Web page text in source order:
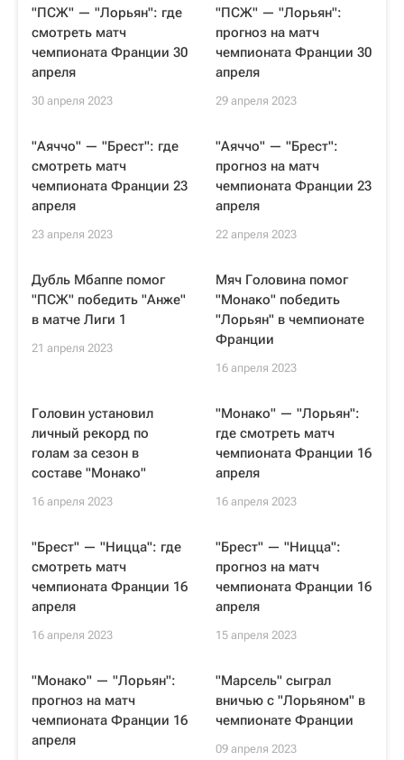
"ПСЖ" — "Лорьян": где
смотреть матч
чемпионата Франции 30
апреля
30 апреля 2023
"ПСЖ" — "Лорьян":
прогноз на матч
чемпионата Франции 30
апреля
29 апреля 2023
"Аяччо" — "Брест": где
смотреть матч
чемпионата Франции 23
апреля
23 апреля 2023
"Аяччо" — "Брест":
прогноз на матч
чемпионата Франции 23
апреля
22 апреля 2023
Дубль Мбаппе помог
"ПСЖ" победить "Анже"
в матче Лиги 1
21 апреля 2023
Мяч Головина помог
"Монако" победить
"Лорьян" в чемпионате
Франции
16 апреля 2023
Головин установил
личный рекорд по
голам за сезон в
составе "Монако"
16 апреля 2023
"Монако" — "Лорьян":
где смотреть матч
чемпионата Франции 16
апреля
16 апреля 2023
"Брест" — "Ницца": где
смотреть матч
чемпионата Франции 16
апреля
16 апреля 2023
"Брест" — "Ницца":
прогноз на матч
чемпионата Франции 16
апреля
15 апреля 2023
"Монако" — "Лорьян":
прогноз на матч
чемпионата Франции 16
апреля
"Марсель" сыграл
вничью с "Лорьяном" в
чемпионате Франции
09 апреля 2023